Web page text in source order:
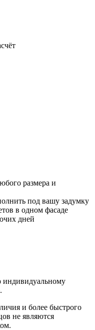
размера и
под вашу задумку
в одном фасаде
дней
индивидуальному
и более быстрого
не являются